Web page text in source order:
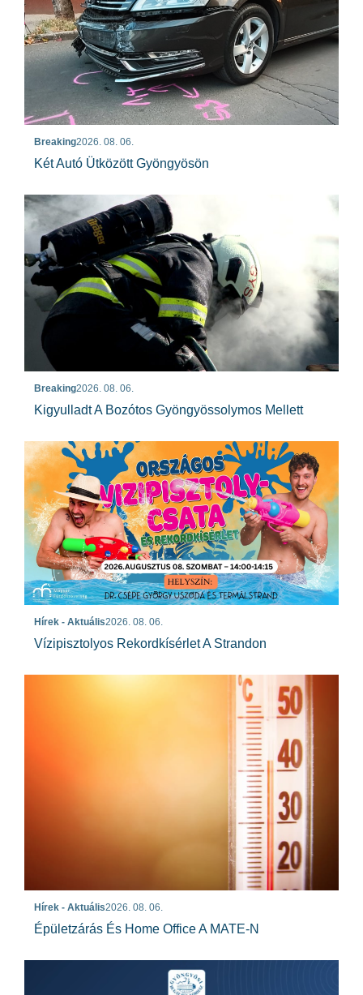
Breaking2026. 08. 06.
Két Autó Ütközött Gyöngyösön
Breaking2026. 08. 06.
Kigyulladt A Bozótos Gyöngyössolymos Mellett
Hírek - Aktuális2026. 08. 06.
Vízipisztolyos Rekordkísérlet A Strandon
Hírek - Aktuális2026. 08. 06.
Épületzárás És Home Office A MATE-N